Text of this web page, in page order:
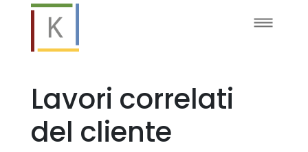
Lavori correlati
del cliente